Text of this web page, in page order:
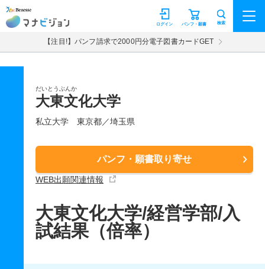
マナビジョン パンフ・願書
ログイン 検索
【注目!】パンフ請求で2000円分電子図書カードGET
だいとうぶんか
大東文化大学
私立大学 東京都／埼玉県
パンフ・願書取り寄せ
WEB出願関連情報
大東文化大学/経営学部/入
試結果（倍率）